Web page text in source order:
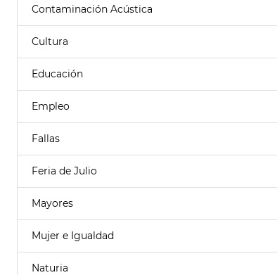
Contaminación Acústica
Cultura
Educación
Empleo
Fallas
Feria de Julio
Mayores
Mujer e Igualdad
Naturia